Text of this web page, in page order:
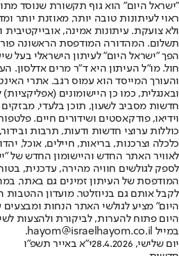
"ישראל היום" הוא גוף תקשורת שנוסד
ראוי לעיתונות טובה יותר, מאוזנת יותר
ולא צועקת. עיתונות אמינה, אובייקטיבית
הפך "ישראל היום" לעיתון הישראלי בעל
חול. מו"ל העיתון היא ד"ר מרים אדלסון.
והעורך המייסד הוא עמוס רגב. אתרי
חדשות מסביב לשעון, תוכן בלעדי, מבזקים
וידיאו, פודקאסטים ושידורים חיים.
כוללות ערוצי חדשות ודעות, תרבות
לאוויר האתר החדש והיישומון החדש של
לספק לגולשים חוויה מהירה, עדכנית,
המודפסת של העיתון זמינים גם באתר,
לקבל אותם גם בניוזלטר. מועדון ההטבות
היום" מציע לגולשי האתר הנחות ומבצעים
היום פתוח להערות, לביקורת ולהצעות
במייל hayom@israelhayom.co.il.
יום שלישי, 28.4.2026
י"א באייר תשפ"ו